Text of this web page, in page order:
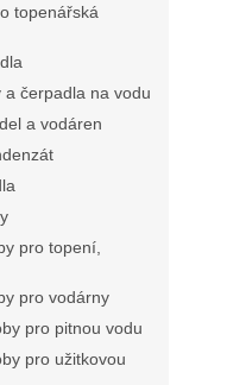
topenářská
čerpadla na vodu
a vodáren
pro topení,
pro vodárny
pro pitnou vodu
pro užitkovou